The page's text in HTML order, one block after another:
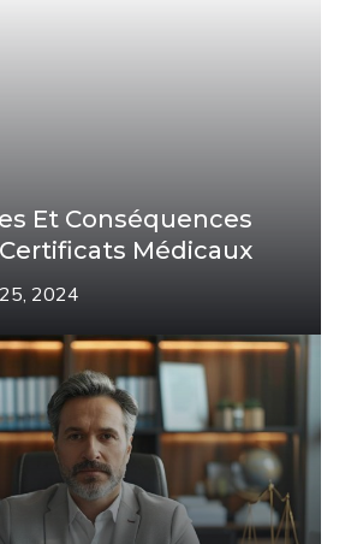
Et Conséquences
Médicaux
2024